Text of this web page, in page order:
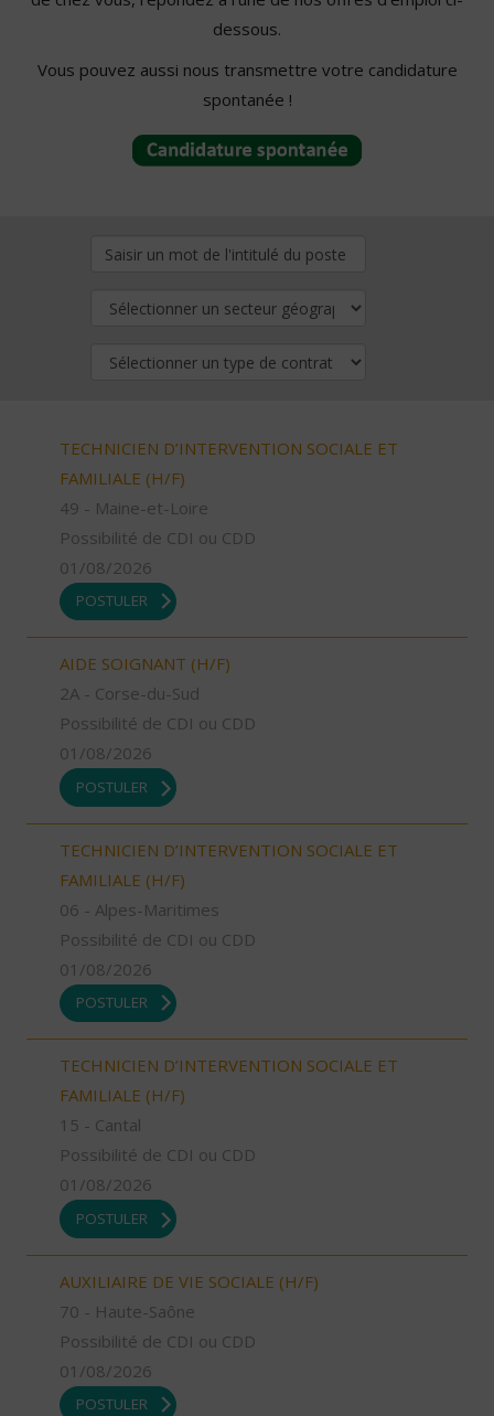
dessous.
Vous pouvez aussi nous transmettre votre candidature
spontanée !
TECHNICIEN D’INTERVENTION SOCIALE ET
FAMILIALE (H/F)
49 - Maine-et-Loire
Possibilité de CDI ou CDD
01/08/2026
POSTULER
AIDE SOIGNANT (H/F)
2A - Corse-du-Sud
Possibilité de CDI ou CDD
01/08/2026
POSTULER
TECHNICIEN D’INTERVENTION SOCIALE ET
FAMILIALE (H/F)
06 - Alpes-Maritimes
Possibilité de CDI ou CDD
01/08/2026
POSTULER
TECHNICIEN D’INTERVENTION SOCIALE ET
FAMILIALE (H/F)
15 - Cantal
Possibilité de CDI ou CDD
01/08/2026
POSTULER
AUXILIAIRE DE VIE SOCIALE (H/F)
70 - Haute-Saône
Possibilité de CDI ou CDD
01/08/2026
POSTULER